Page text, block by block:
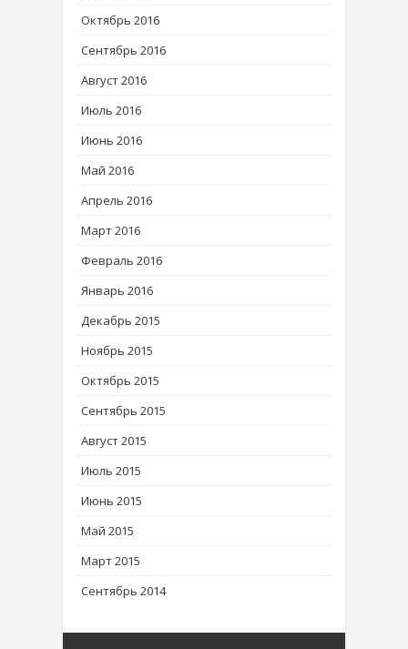
Октябрь 2016
Сентябрь 2016
Август 2016
Июль 2016
Июнь 2016
Май 2016
Апрель 2016
Март 2016
Февраль 2016
Январь 2016
Декабрь 2015
Ноябрь 2015
Октябрь 2015
Сентябрь 2015
Август 2015
Июль 2015
Июнь 2015
Май 2015
Март 2015
Сентябрь 2014